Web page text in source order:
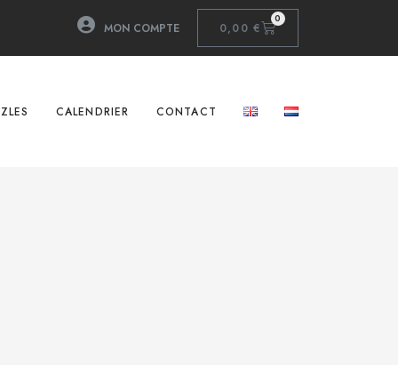
MON COMPTE 0,00€
0
CALENDRIER CONTACT